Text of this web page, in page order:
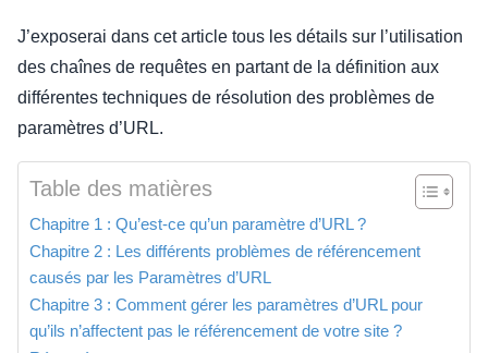
J’exposerai dans cet article tous les détails sur l’utilisation
des chaînes de requêtes en partant de la définition aux
différentes techniques de résolution des problèmes de
paramètres d’URL.
Table des matières
Chapitre 1 : Qu’est-ce qu’un paramètre d’URL ?
Chapitre 2 : Les différents problèmes de référencement
causés par les Paramètres d’URL
Chapitre 3 : Comment gérer les paramètres d’URL pour
qu’ils n’affectent pas le référencement de votre site ?